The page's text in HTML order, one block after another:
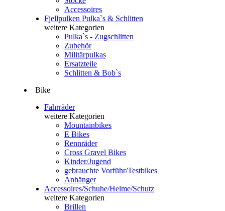
Accessoires
Fjellpulken Pulka`s & Schlitten
weitere Kategorien
Pulka`s - Zugschlitten
Zubehör
Militärpulkas
Ersatzteile
Schlitten & Bob`s
Bike
Fahrräder
weitere Kategorien
Mountainbikes
E Bikes
Rennräder
Cross Gravel Bikes
Kinder/Jugend
gebrauchte Vorführ/Testbikes
Anhänger
Accessoires/Schuhe/Helme/Schutz
weitere Kategorien
Brillen